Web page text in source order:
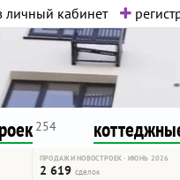
личный кабинет
шок-
вам.
254
ПРОДАЖИ НОВОСТРОЕК · ИЮНЬ 2026
2 619 сделок